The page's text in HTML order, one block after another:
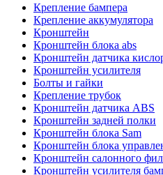
Крепление бампера
Крепление аккумулятора
Кронштейн
Кронштейн блока abs
Кронштейн датчика
Кронштейн усилителя
Болты и гайки
Крепление трубок
Кронштейн датчика ABS
Кронштейн задней полки
Кронштейн блока Sam
Кронштейн блока
Кронштейн салонного
Кронштейн усилителя